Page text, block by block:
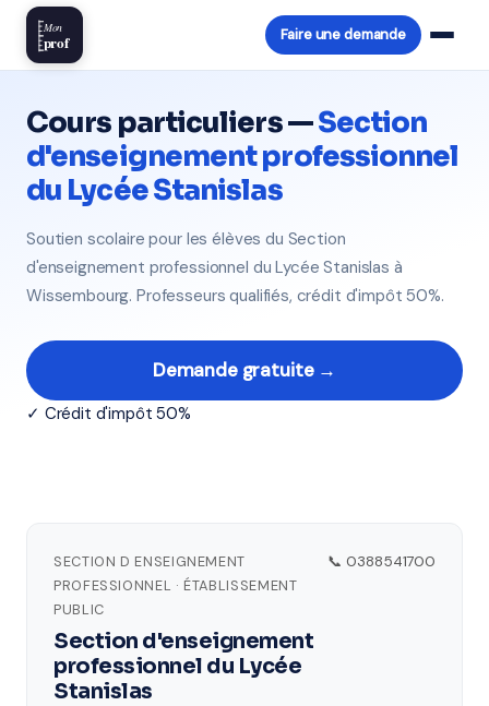
Mon
prof Faire une demande
Cours particuliers —Section
d'enseignement professionnel
du Lycée Stanislas
Soutien scolaire pour les élèves du Section
d'enseignement professionnel du Lycée Stanislas à
Wissembourg. Professeurs qualifiés, crédit d'impôt 50%.
Demande gratuite →
✓ Crédit d'impôt 50%
SECTION D ENSEIGNEMENT
PROFESSIONNEL · ÉTABLISSEMENT
PUBLIC
Section d'enseignement
professionnel du Lycée
Stanislas
📞 0388541700